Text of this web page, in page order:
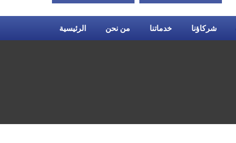
الرئيسية من نحن خدماتنا شركاؤنا